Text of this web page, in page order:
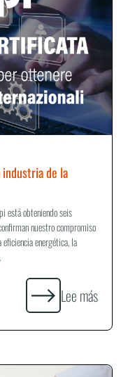
de la
está obteniendo seis
nuestro compromiso
energética, la
Lee más